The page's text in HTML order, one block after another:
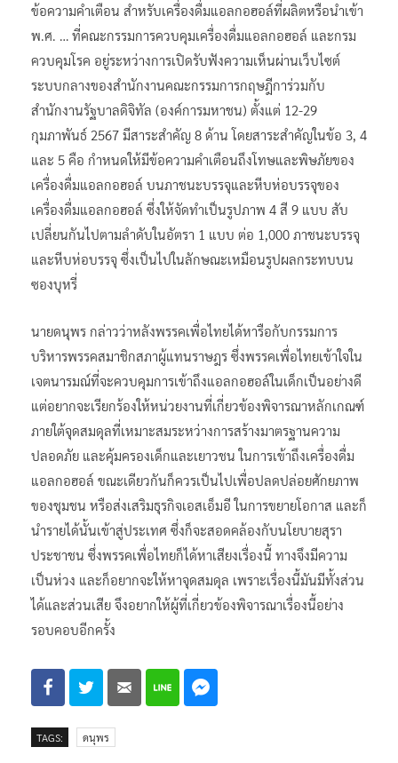
ข้อความคำเตือน สำหรับเครื่องดื่มแอลกอฮอล์ที่ผลิตหรือนำเข้า
พ.ศ. … ที่คณะกรรมการควบคุมเครื่องดื่มแอลกอฮอล์ และกรม
ควบคุมโรค อยู่ระหว่างการเปิดรับฟังความเห็นผ่านเว็บไซต์
ระบบกลางของสำนักงานคณะกรรมการกฤษฎีการ่วมกับ
สำนักงานรัฐบาลดิจิทัล (องค์การมหาชน) ตั้งแต่ 12-29
กุมภาพันธ์ 2567 มีสาระสำคัญ 8 ด้าน โดยสาระสำคัญในข้อ 3, 4
และ 5 คือ กำหนดให้มีข้อความคำเตือนถึงโทษและพิษภัยของ
เครื่องดื่มแอลกอฮอล์ บนภาชนะบรรจุและหีบห่อบรรจุของ
เครื่องดื่มแอลกอฮอล์ ซึ่งให้จัดทำเป็นรูปภาพ 4 สี 9 แบบ สับ
เปลี่ยนกันไปตามลำดับในอัตรา 1 แบบ ต่อ 1,000 ภาชนะบรรจุ
และหีบห่อบรรจุ ซึ่งเป็นไปในลักษณะเหมือนรูปผลกระทบบน
ซองบุหรี่
นายดนุพร กล่าวว่าหลังพรรคเพื่อไทยได้หารือกับกรรมการ
บริหารพรรคสมาชิกสภาผู้แทนราษฎร ซึ่งพรรคเพื่อไทยเข้าใจใน
เจตนารมณ์ที่จะควบคุมการเข้าถึงแอลกอฮอล์ในเด็กเป็นอย่างดี
แต่อยากจะเรียกร้องให้หน่วยงานที่เกี่ยวข้องพิจารณาหลักเกณฑ์
ภายใต้จุดสมดุลที่เหมาะสมระหว่างการสร้างมาตรฐานความ
ปลอดภัย และคุ้มครองเด็กและเยาวชน ในการเข้าถึงเครื่องดื่ม
แอลกอฮอล์ ขณะเดียวกันก็ควรเป็นไปเพื่อปลดปล่อยศักยภาพ
ของชุมชน หรือส่งเสริมธุรกิจเอสเอ็มอี ในการขยายโอกาส และก็
นำรายได้นั้นเข้าสู่ประเทศ ซึ่งก็จะสอดคล้องกับนโยบายสุรา
ประชาชน ซึ่งพรรคเพื่อไทยก็ได้หาเสียงเรื่องนี้ ทางจึงมีความ
เป็นห่วง และก็อยากจะให้หาจุดสมดุล เพราะเรื่องนี้มันมีทั้งส่วน
ได้และส่วนเสีย จึงอยากให้ผู้ที่เกี่ยวข้องพิจารณาเรื่องนี้อย่าง
รอบคอบอีกครั้ง
TAGS: ดนุพร